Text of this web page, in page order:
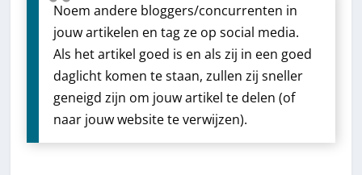
Noem andere bloggers/concurrenten in
jouw artikelen en tag ze op social media.
Als het artikel goed is en als zij in een goed
daglicht komen te staan, zullen zij sneller
geneigd zijn om jouw artikel te delen (of
naar jouw website te verwijzen).